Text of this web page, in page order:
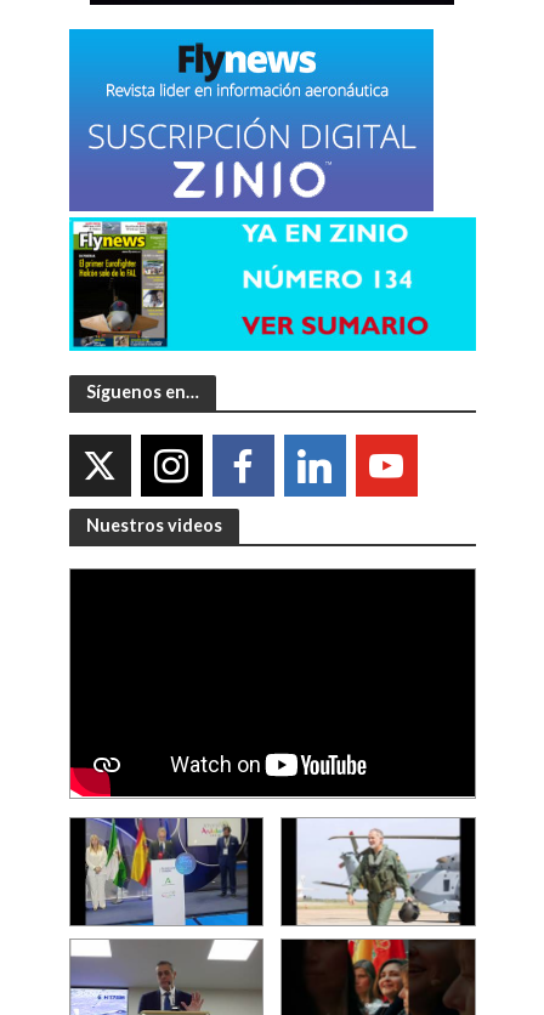
Síguenos en…
Nuestros videos